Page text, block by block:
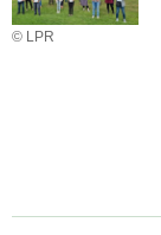
© LPR